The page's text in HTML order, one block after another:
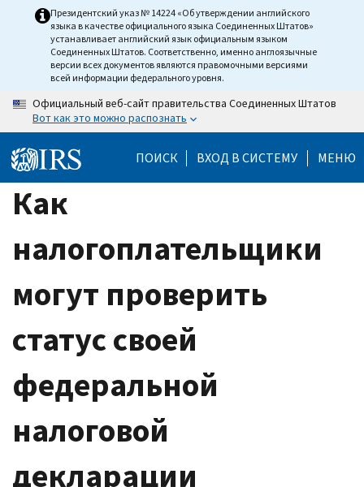
Президентский указ № 14224 «Об утверждении английского
языка в качестве официального языка Соединенных Штатов»
устанавливает английский язык официальным языком
Соединенных Штатов. Соответственно, именно англоязычные
версии всех документов являются правомочными версиями
всей информации федерального уровня.
Официальный веб-сайт правительства Соединенных Штатов
Вот как это можно распознать
ПОИСК ВХОД В СИСТЕМУ МЕНЮ
Как
налогоплательщики
могут проверить
статус своей
федеральной
налоговой
декларации